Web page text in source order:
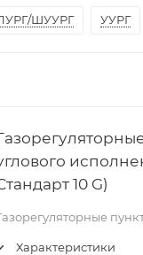
ШУУРГ УУРГ
10 G)
Характеристики